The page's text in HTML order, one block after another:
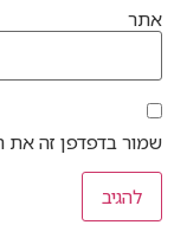
אתר
שמור בדפדפן זה את